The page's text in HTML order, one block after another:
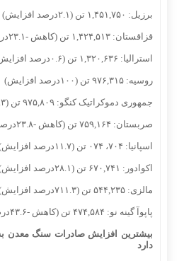
برزیل: ۱,۴۵۱,۷۵۰ تن (۲.۱درصد افزایش)
قزاقستان: ۱,۴۲۴,۵۱۳ تن (کاهش -۲۳.۱درصد)
استرالیا: ۱,۳۲۰,۶۳۶ تن (۰.۶درصد افزایش)
روسیه: ۹۷۶,۳۱۵ تن (۱۰۰درصد افزایش)
جمهوری دموکراتیک کنگو: ۹۷۵,۸۰۹ تن (۵.۳درصد افزایش)
صربستان: ۷۵۹,۱۶۴ تن (کاهش -۲۳.۸درصد)
اسپانیا: ۷۰۴، ۰۷۴ تن (۱۱.۷درصد افزایش)
اکوادور: ۶۷۰,۷۴۱ تن (۲۸.۱درصد افزایش)
مالزی: ۵۴۴,۲۳۵ تن (۷۱۱.۳درصد افزایش)
پاپوآ گینه نو: ۴۷۴,۵۸۴ تن (کاهش -۴۳.۶درصد)
دارد